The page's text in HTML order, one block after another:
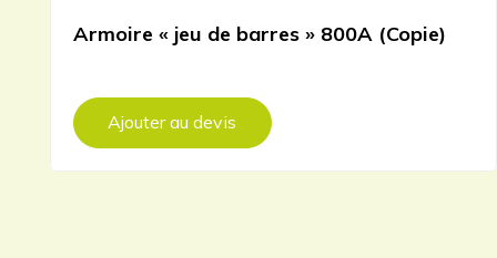
Armoire « jeu de barres » 800A (Copie)
Ajouter au devis